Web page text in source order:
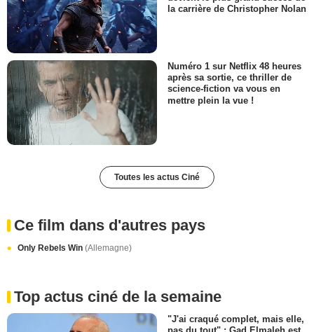
la carrière de Christopher Nolan
Numéro 1 sur Netflix 48 heures
après sa sortie, ce thriller de
science-fiction va vous en
mettre plein la vue !
Toutes les actus Ciné
Ce film dans d'autres pays
Only Rebels Win (Allemagne)
Top actus ciné de la semaine
"J'ai craqué complet, mais elle,